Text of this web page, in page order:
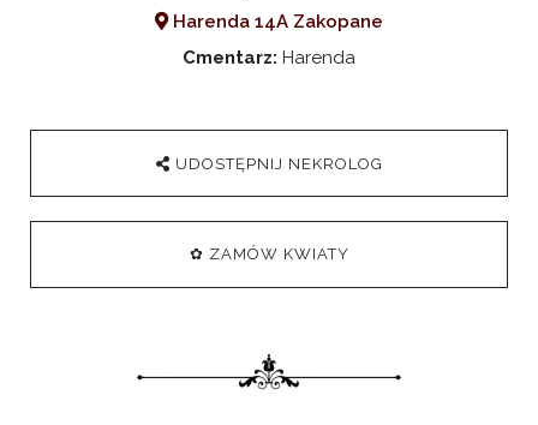
Harenda 14A Zakopane
Cmentarz: Harenda
UDOSTĘPNIJ NEKROLOG
✿ ZAMÓW KWIATY